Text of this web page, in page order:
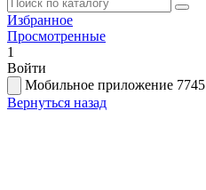
Избранное
Просмотренные
1
Войти
Мобильное приложение 7745
Вернуться назад